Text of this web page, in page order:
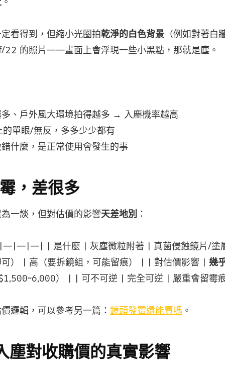
看得到，但縮小光圈拍乾淨的白色背景 （例如對著白
22 的照片——畫面上會浮現一些小黑點，那就是塵。
、戶外風大環境拍得越多 → 入塵機率越高
單眼/無反，多多少少都有
什麼，是正常使用會發生的事
，差很多
一談，但對估價的影響天差地別 ：
| 是什麼 | 灰塵微粒附著 | 真菌侵蝕鏡片/塗
） | 高（要拆鏡組，可能留痕） | | 對估價影響 | 幾
） | | 可不可逆 | 完全可逆 | 嚴重會留霉
邏輯，可以參考另一篇： 鏡頭發霉還能賣嗎 。
塵對收購價的真實影響